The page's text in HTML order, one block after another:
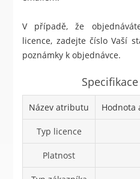
V případě, že
licence, zadejte číslo Vaší
poznámky k objednávce.
Název atributu Hodnota
Typ licence
Platnost